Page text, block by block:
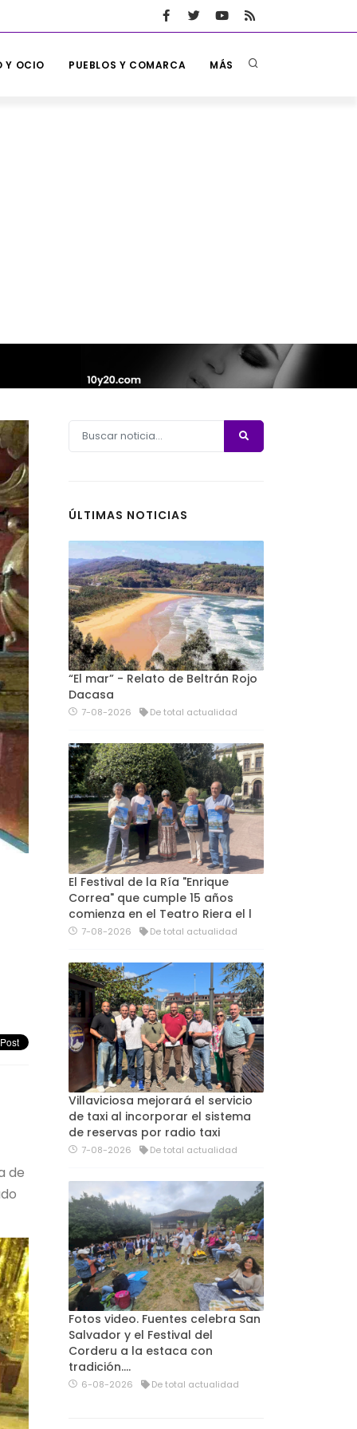
Y OCIO PUEBLOS Y COMARCA MÁS
de
ÚLTIMAS NOTICIAS
“El mar” - Relato de Beltrán Rojo
Dacasa
7-08-2026 De total actualidad
El Festival de la Ría "Enrique
Correa" que cumple 15 años
comienza en el Teatro Riera el l
7-08-2026 De total actualidad
Villaviciosa mejorará el servicio
de taxi al incorporar el sistema
de reservas por radio taxi
7-08-2026 De total actualidad
Fotos video. Fuentes celebra San
Salvador y el Festival del
Corderu a la estaca con
tradición....
6-08-2026 De total actualidad